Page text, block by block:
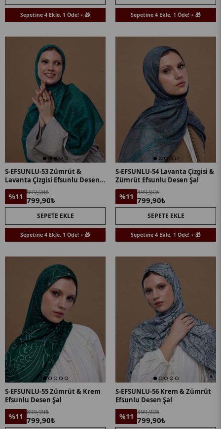
Sepetine 4 Ekle, 1 Öde! + 🎁 Sepetine 4 Ekle, 1 Öde! + 🎁
S-EFSUNLU-53 Zümrüt &
Lavanta Çizgisi Efsunlu Desen
Şal
%11 899,90₺
799,90₺
SEPETE EKLE
Sepetine 4 Ekle, 1 Öde! + 🎁
S-EFSUNLU-54 Lavanta Çizgisi &
Zümrüt Efsunlu Desen Şal
%11 899,90₺
799,90₺
SEPETE EKLE
Sepetine 4 Ekle, 1 Öde! + 🎁
S-EFSUNLU-55 Zümrüt & Krem
Efsunlu Desen Şal
%11 899,90₺
799,90₺
S-EFSUNLU-56 Krem & Zümrüt
Efsunlu Desen Şal
%11 899,90₺
799,90₺